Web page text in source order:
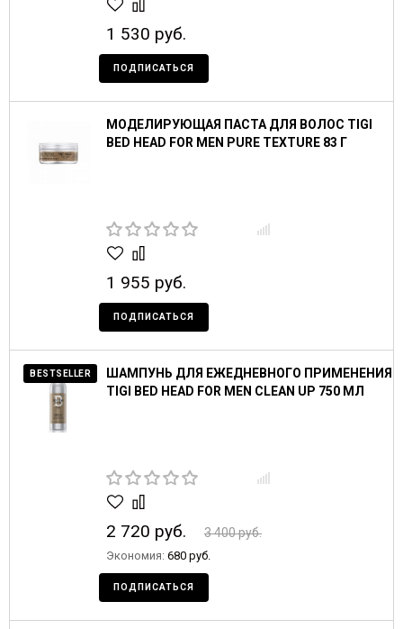
1 530 руб.
ПОДПИСАТЬСЯ
МОДЕЛИРУЮЩАЯ ПАСТА ДЛЯ ВОЛОС TIGI
BED HEAD FOR MEN PURE TEXTURE 83 Г
1 955 руб.
ПОДПИСАТЬСЯ
BESTSELLER
ШАМПУНЬ ДЛЯ ЕЖЕДНЕВНОГО ПРИМЕНЕНИЯ
TIGI BED HEAD FOR MEN CLEAN UP 750 МЛ
2 720 руб. 3 400 руб.
Экономия: 680 руб.
ПОДПИСАТЬСЯ